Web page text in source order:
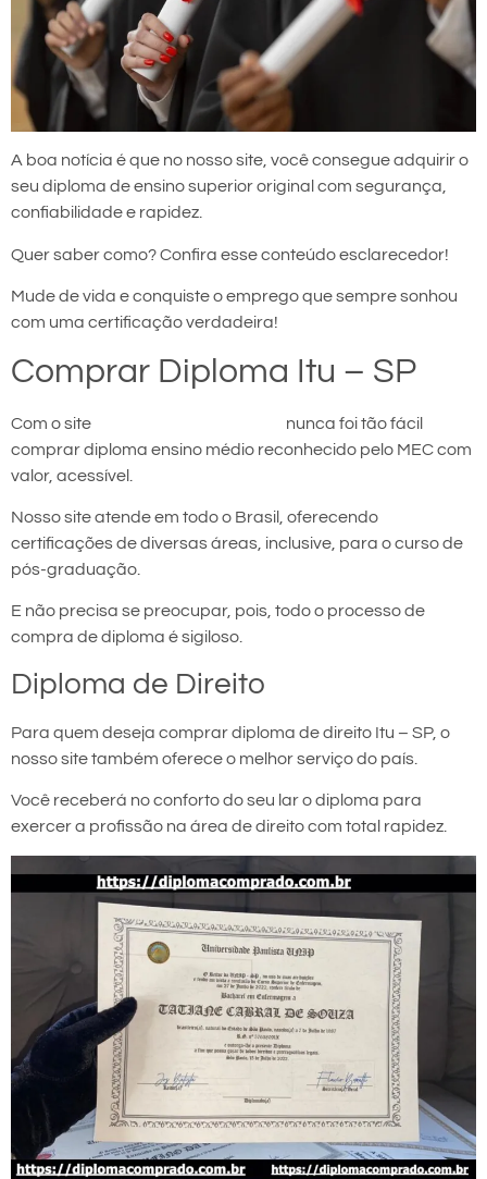
A boa notícia é que no nosso site, você consegue adquirir o
seu diploma de ensino superior original com segurança,
confiabilidade e rapidez.
Quer saber como? Confira esse conteúdo esclarecedor!
Mude de vida e conquiste o emprego que sempre sonhou
com uma certificação verdadeira!
Comprar Diploma Itu – SP
Com o site
nunca foi tão fácil
comprar diploma ensino médio reconhecido pelo MEC com
valor, acessível.
Nosso site atende em todo o Brasil, oferecendo
certificações de diversas áreas, inclusive, para o curso de
pós-graduação.
E não precisa se preocupar, pois, todo o processo de
compra de diploma é sigiloso.
Diploma de Direito
Para quem deseja comprar diploma de direito Itu – SP, o
nosso site também oferece o melhor serviço do país.
Você receberá no conforto do seu lar o diploma para
exercer a profissão na área de direito com total rapidez.